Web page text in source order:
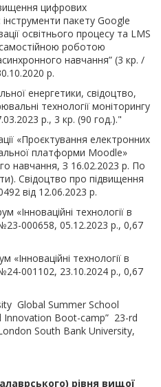
цифрових
пакету Google
освітнього процесу та LMS
роботою
навчання” (3 кр. /
р.
енергетики, свідоцтво,
технології моніторингу
р., 3 кр. (90 год.)."
«Проєктування електронних
платформи Moodle»
навчання, З 16.02.2023 р. По
Свідоцтво про підвищення
від 12.06.2023 р.
«Інноваційні технології в
000658, 05.12.2023 р., 0,67
«Інноваційні технології в
001102, 23.10.2024 р., 0,67
Global Summer School
Innovation Boot-camp” 23-rd
South Bank University,
рівня вищої